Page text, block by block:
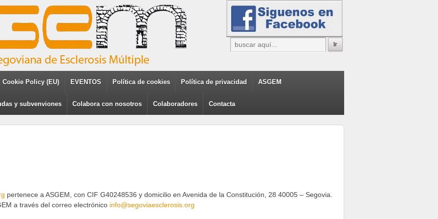
Cookie Policy (EU) EVENTOS Política de cookies Política de privacidad ASGEM
y subvenviones Colabora con nosotros Colaboradores Contacta
pertenece a ASGEM, con CIF G40248536 y domicilio en Avenida de la Constitución, 28 40005 – Segovia.
a través del correo electrónico info@segoviaesclerosis.org